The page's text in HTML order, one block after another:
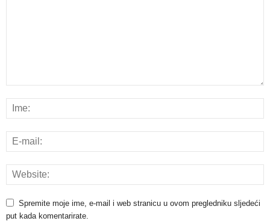
Spremite moje ime, e-mail i web stranicu u ovom pregledniku sljedeći
put kada komentarirate.